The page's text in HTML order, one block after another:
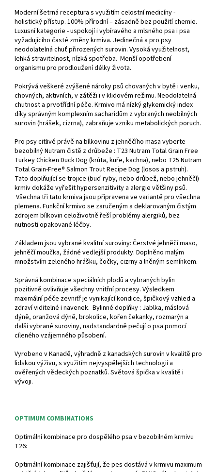
Moderní šetrná receptura s využitím celostní medicíny -
holistický přístup. 100% přírodní – zásadně bez použití chemie.
Luxusní kategorie - uspokojí i vybíravého a mlsného psa i psa
vyžadujícího časté změny krmiva. Jedinečná a pro psy
neodolatelná chuť přirozených surovin. Vysoká využitelnost,
lehká stravitelnost, nízká spotřeba. Menší opotřebení
organismu pro prodloužení délky života.
Pokrývá veškeré zvýšené nároky psů chovaných v bytě i venku,
chovných, aktivních, v zátěži i v klidovém režimu. Neodolatelná
chutnost a prvotřídní péče. Krmivo má nízký glykemický index
díky správným komplexním sacharidům z vybraných neobilných
surovin (hrášek, cizrna), zabraňuje vzniku metabolických poruch.
Pro psy citlivé právě na bílkovinu z jehněčího masa vyberte
bezobilný Nutram čistě z drůbeže : T23 Nutram Total Grain Free
Turkey Chicken Duck Dog (krůta, kuře, kachna), nebo T25 Nutram
Total Grain-Free® Salmon Trout Recipe Dog (losos a pstruh).
Tato doplňující se trojice (buď ryby, nebo drůbež, nebo jehněčí)
krmiv dokáže vyřešit hypersenzitivity a alergie většiny psů.
Všechna tři tato krmiva jsou připravena ve variantě pro všechna
plemena. Funkční krmivo se zaručeným a deklarovaným čistým
zdrojem bílkovin celoživotně řeší problémy alergiků, bez
nutnosti opakované léčby.
Základem jsou vybrané kvalitní suroviny: Čerstvé jehněčí maso,
jehněčí moučka, žádné vedlejší produkty. Doplněno malým
množstvím zeleného hrášku, čočky, cizrny a lněným semínkem.
Správná kombinace speciálních plodů a vybraných bylin
pozitivně ovlivňuje všechny vnitřní procesy. Výsledkem
maximální péče zevnitř je vynikající kondice, špičkový vzhled a
zdraví viditelné i navenek. Bylinné doplňky : Jablka, máslová
dýně, oranžová dýně, brokolice, kořen čekanky, rozmarýn a
další vybrané suroviny, nadstandardně pečují o psa pomocí
cíleného vzájemného působení.
Vyrobeno v Kanadě, výhradně z kanadských surovin v kvalitě pro
lidskou výživu, s využitím nejvyspělejších technologií a
ověřených vědeckých poznatků. Světová špička v kvalitě i
vývoji.
OPTIMUM COMBINATIONS
Optimální kombinace pro dospělého psa v bezobilném krmivu
T26:
Optimální kombinace zajišťují, že pes dostává v krmivu maximum